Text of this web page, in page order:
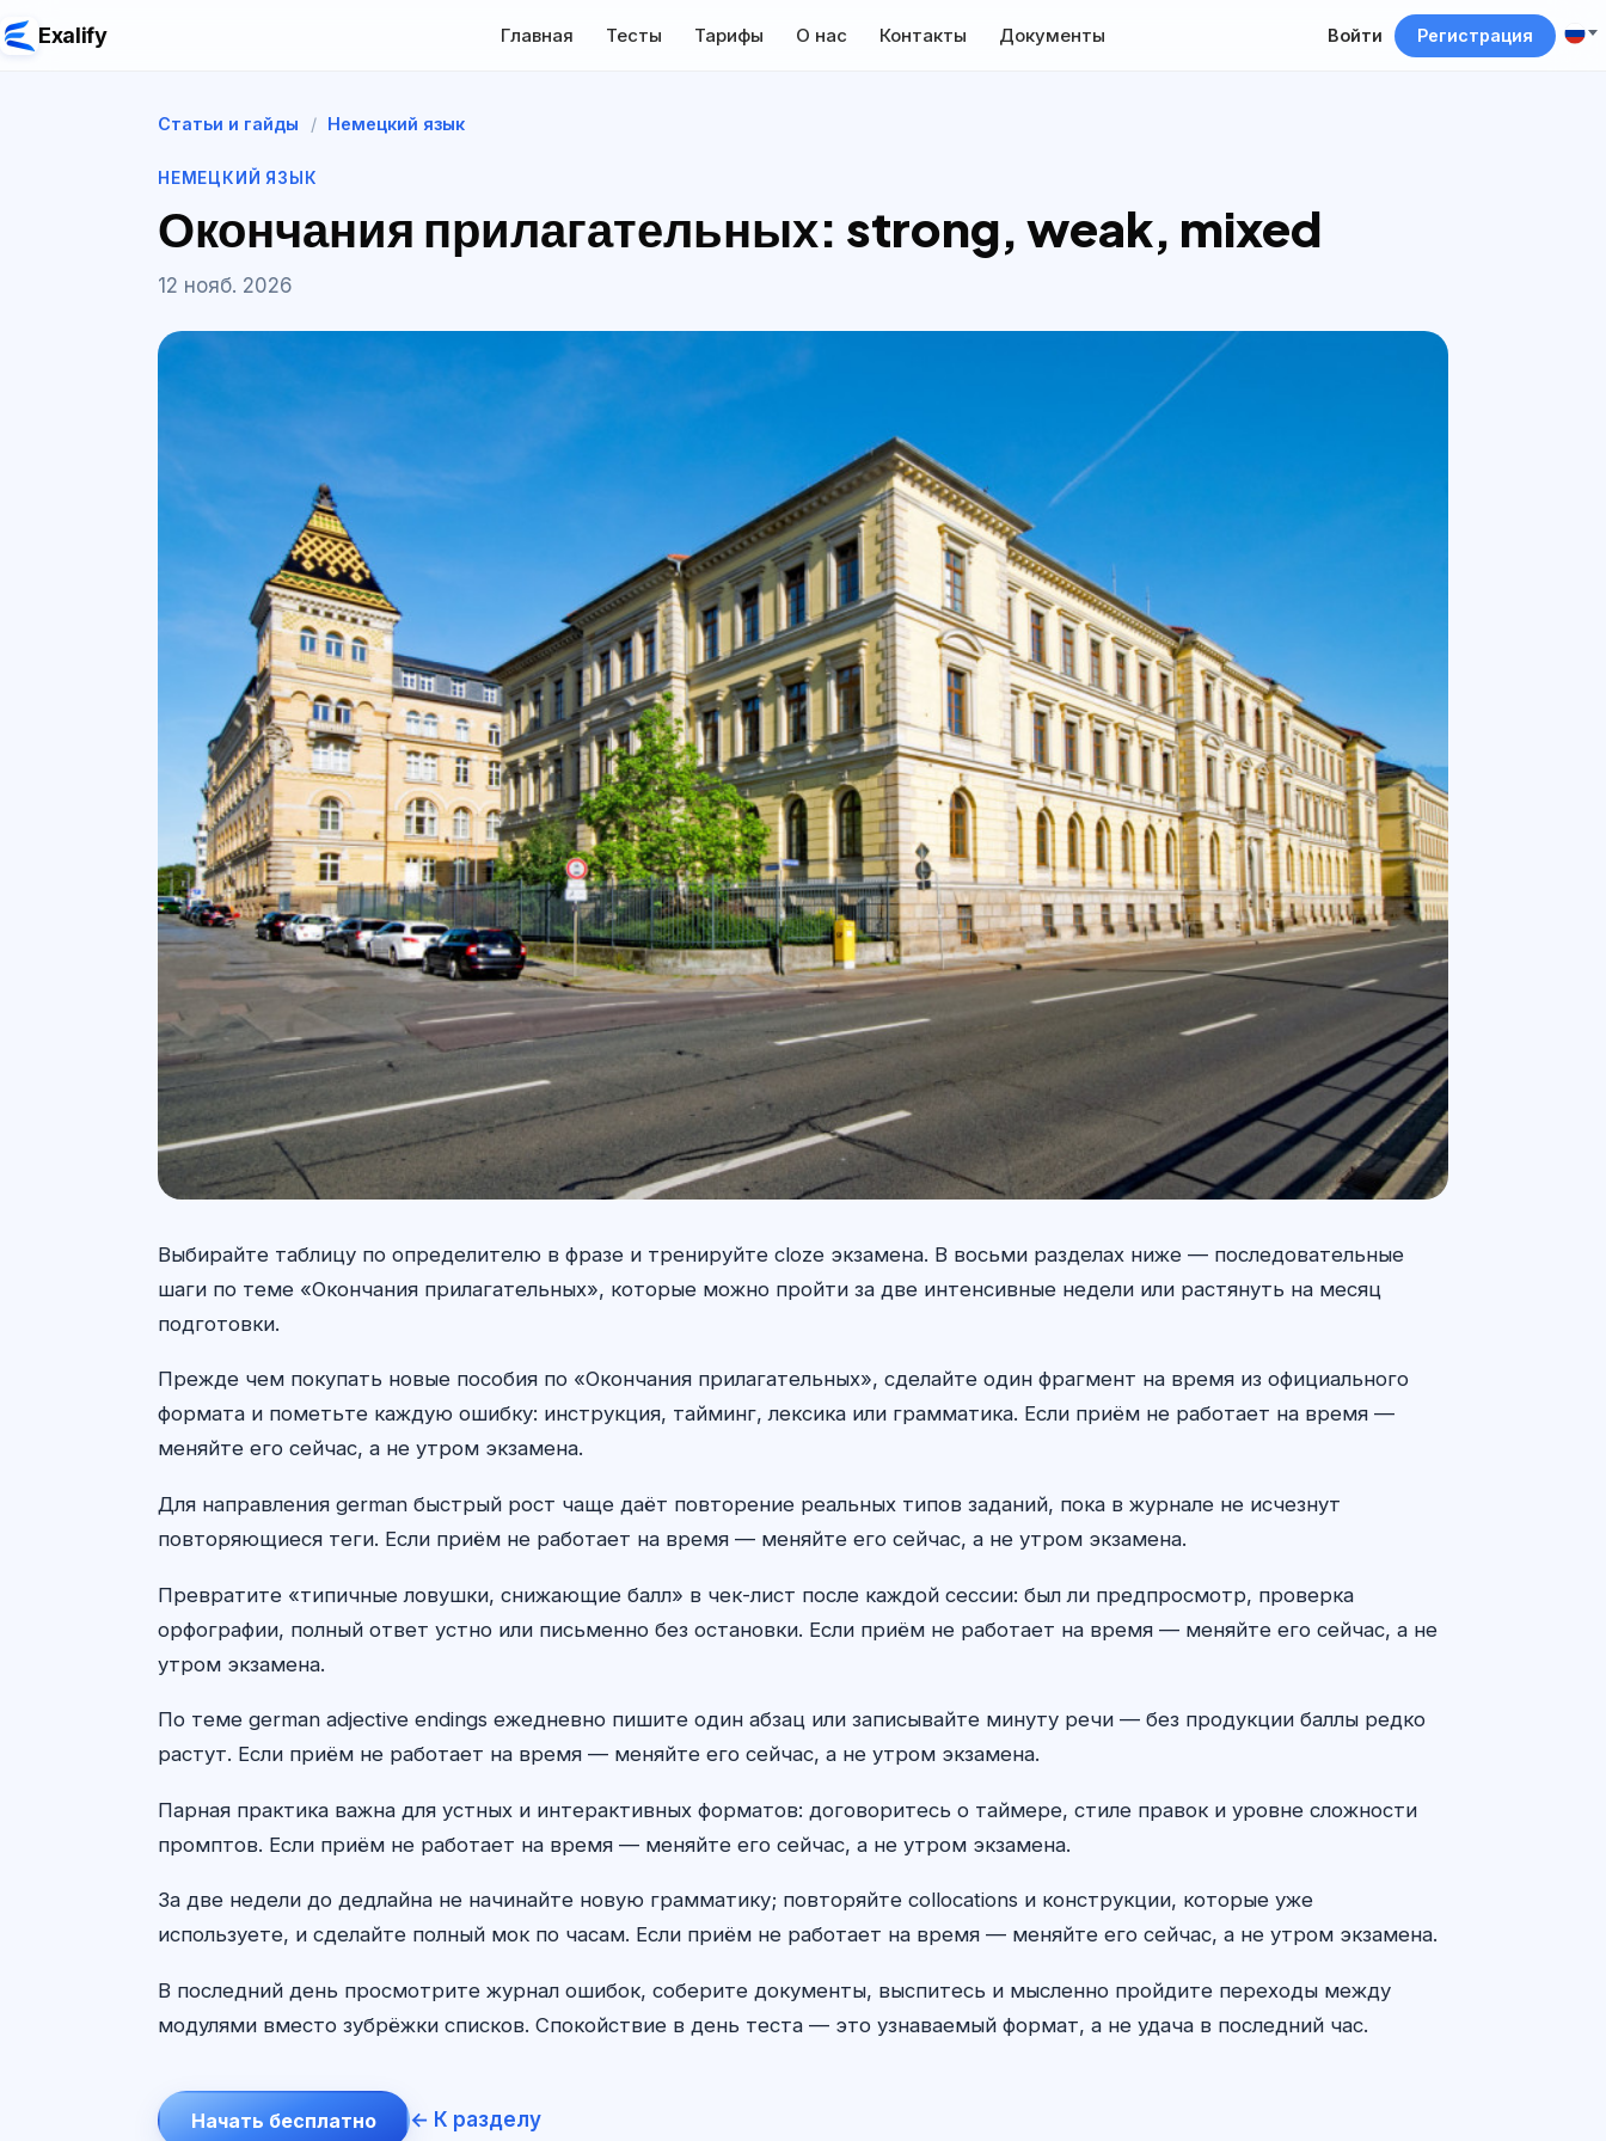
Exalify Главная Тесты Тарифы О нас Контакты Документы Войти Регистрация
Статьи и гайды / Немецкий язык
НЕМЕЦКИЙ ЯЗЫК
Окончания прилагательных: strong, weak, mixed
12 нояб. 2026
Выбирайте таблицу по определителю в фразе и тренируйте cloze экзамена. В восьми разделах ниже — последовательные
шаги по теме «Окончания прилагательных», которые можно пройти за две интенсивные недели или растянуть на месяц
подготовки.
Прежде чем покупать новые пособия по «Окончания прилагательных», сделайте один фрагмент на время из официального
формата и пометьте каждую ошибку: инструкция, тайминг, лексика или грамматика. Если приём не работает на время —
меняйте его сейчас, а не утром экзамена.
Для направления german быстрый рост чаще даёт повторение реальных типов заданий, пока в журнале не исчезнут
повторяющиеся теги. Если приём не работает на время — меняйте его сейчас, а не утром экзамена.
Превратите «типичные ловушки, снижающие балл» в чек-лист после каждой сессии: был ли предпросмотр, проверка
орфографии, полный ответ устно или письменно без остановки. Если приём не работает на время — меняйте его сейчас, а не
утром экзамена.
По теме german adjective endings ежедневно пишите один абзац или записывайте минуту речи — без продукции баллы редко
растут. Если приём не работает на время — меняйте его сейчас, а не утром экзамена.
Парная практика важна для устных и интерактивных форматов: договоритесь о таймере, стиле правок и уровне сложности
промптов. Если приём не работает на время — меняйте его сейчас, а не утром экзамена.
За две недели до дедлайна не начинайте новую грамматику; повторяйте collocations и конструкции, которые уже
используете, и сделайте полный мок по часам. Если приём не работает на время — меняйте его сейчас, а не утром экзамена.
В последний день просмотрите журнал ошибок, соберите документы, выспитесь и мысленно пройдите переходы между
модулями вместо зубрёжки списков. Спокойствие в день теста — это узнаваемый формат, а не удача в последний час.
Начать бесплатно ← К разделу